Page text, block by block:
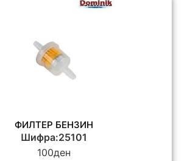
ФИЛТЕР БЕНЗИН
Шифра:25101
100ден